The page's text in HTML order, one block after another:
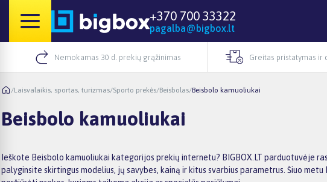
+370 700 33322
pagalba@bigbox.lt
Nemokamas 30 d. prekių grąžinimas Greitas pristatymas ir
/Laisvalaikis, sportas, turizmas/Sporto prekės/Beisbolas/Beisbolo kamuoliukai
Beisbolo kamuoliukai
Ieškote Beisbolo kamuoliukai kategorijos prekių internetu? BIGBOX.LT parduotuvėje
palyginsite skirtingus modelius, jų savybes, kainą ir kitus svarbius parametrus. Šiuo